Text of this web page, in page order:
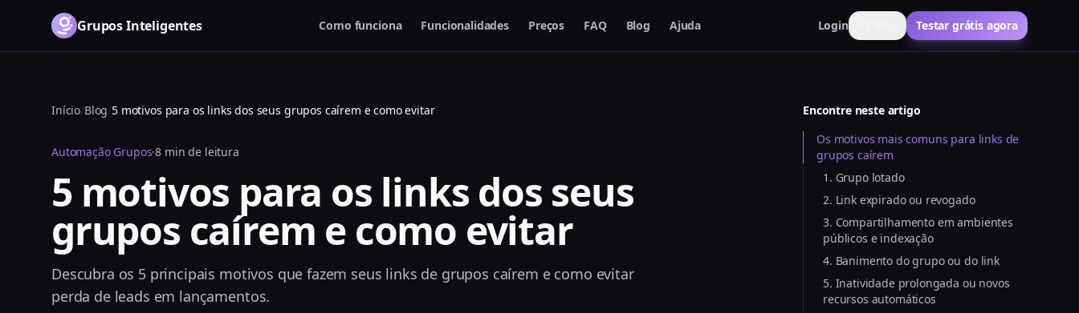
Grupos Inteligentes Como funciona Funcionalidades Preços FAQ Blog Ajuda Login Testar grátis agora
Início/Blog/5 motivos para os links dos seus grupos caírem e como evitar
Automação Grupos·8 min de leitura
5 motivos para os links dos seus
grupos caírem e como evitar
Descubra os 5 principais motivos que fazem seus links de grupos caírem e como evitar
perda de leads em lançamentos.
Encontre neste artigo
Os motivos mais comuns para links de
grupos caírem
1. Grupo lotado
2. Link expirado ou revogado
3. Compartilhamento em ambientes
públicos e indexação
4. Banimento do grupo ou do link
5. Inatividade prolongada ou novos
recursos automáticos